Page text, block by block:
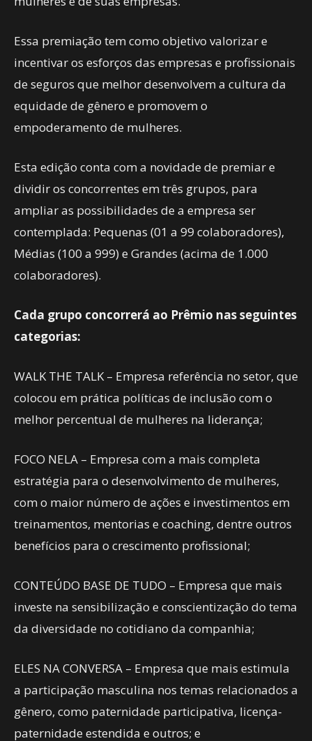
Essa premiação tem como objetivo valorizar e
incentivar os esforços das empresas e profissionais
de seguros que melhor desenvolvem a cultura da
equidade de gênero e promovem o
empoderamento de mulheres.
Esta edição conta com a novidade de premiar e
dividir os concorrentes em três grupos, para
ampliar as possibilidades de a empresa ser
contemplada: Pequenas (01 a 99 colaboradores),
Médias (100 a 999) e Grandes (acima de 1.000
colaboradores).
Cada grupo concorrerá ao Prêmio nas seguintes
categorias:
WALK THE TALK – Empresa referência no setor, que
colocou em prática políticas de inclusão com o
melhor percentual de mulheres na liderança;
FOCO NELA – Empresa com a mais completa
estratégia para o desenvolvimento de mulheres,
com o maior número de ações e investimentos em
treinamentos, mentorias e coaching, dentre outros
benefícios para o crescimento profissional;
CONTEÚDO BASE DE TUDO – Empresa que mais
investe na sensibilização e conscientização do tema
da diversidade no cotidiano da companhia;
ELES NA CONVERSA – Empresa que mais estimula
a participação masculina nos temas relacionados a
gênero, como paternidade participativa, licença-
paternidade estendida e outros; e